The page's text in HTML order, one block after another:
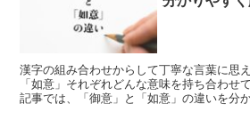
漢字の組み合わせからして丁寧な言葉に思
「如意」それぞれどんな意味を持ち合わせ
記事では、「御意」と「如意」の違いを分